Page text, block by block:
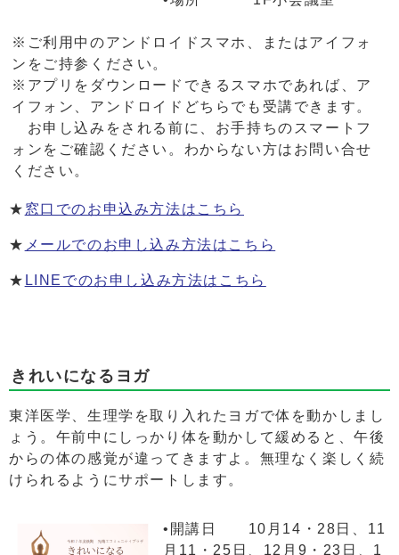
※ご利用中のアンドロイドスマホ、またはアイフォ
ンをご持参ください。
※アプリをダウンロードできるスマホであれば、ア
イフォン、アンドロイドどちらでも受講できます。
お申し込みをされる前に、お手持ちのスマートフ
ォンをご確認ください。わからない方はお問い合せ
ください。
★ 窓口でのお申込み方法はこちら
★ メールでのお申し込み方法はこちら
★ LINEでのお申し込み方法はこちら
きれいになるヨガ
東洋医学、生理学を取り入れたヨガで体を動かしまし
ょう。午前中にしっかり体を動かして緩めると、午後
からの体の感覚が違ってきますよ。無理なく楽しく続
けられるようにサポートします。
•開講日 10月14・28日、11
月11・25日、12月9・23日、1